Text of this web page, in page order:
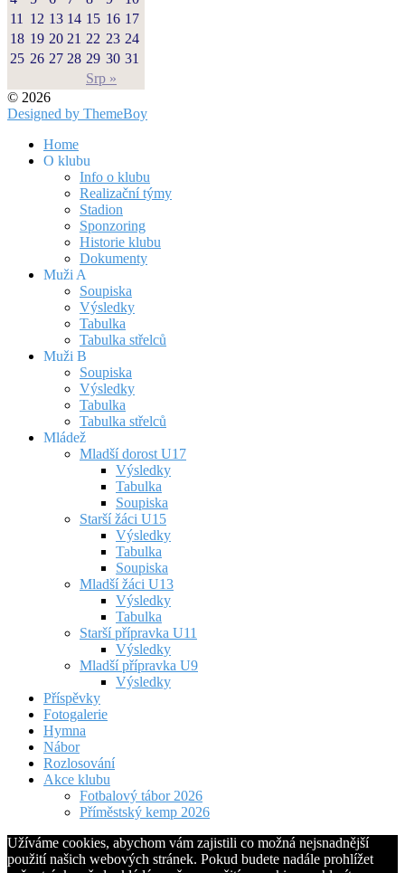
Srp »
11
12 13 14 15 16 17
18 19 20 21 22 23 24
25 26 27 28 29 30 31
© 2026
Designed by ThemeBoy
Home
O klubu
Info o klubu
Realizační týmy
Stadion
Sponzoring
Historie klubu
Dokumenty
Muži A
Soupiska
Výsledky
Tabulka
Tabulka střelců
Muži B
Soupiska
Výsledky
Tabulka
Tabulka střelců
Mládež
Mladší dorost U17
Výsledky
Tabulka
Soupiska
Starší žáci U15
Výsledky
Tabulka
Soupiska
Mladší žáci U13
Výsledky
Tabulka
Starší přípravka U11
Výsledky
Mladší přípravka U9
Výsledky
Příspěvky
Fotogalerie
Hymna
Nábor
Rozlosování
Akce klubu
Fotbalový tábor 2026
Příměstský kemp 2026
Užíváme cookies, abychom vám zajistili co možná nejsnadnější
použití našich webových stránek. Pokud budete nadále prohlížet